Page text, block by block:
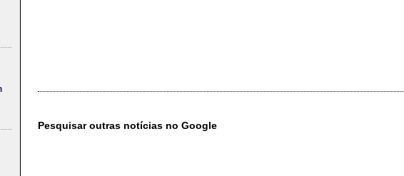
Pesquisar outras notícias no Google